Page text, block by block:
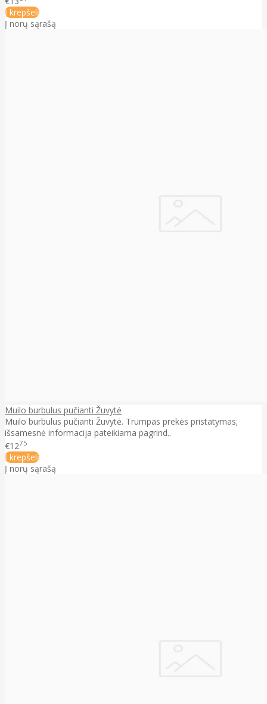
Į krepšelį
Į norų sąrašą
Muilo burbulus pučianti Žuvytė
Muilo burbulus pučianti Žuvytė. Trumpas prekės pristatymas;
išsamesnė informacija pateikiama pagrind..
€1275
Į krepšelį
Į norų sąrašą